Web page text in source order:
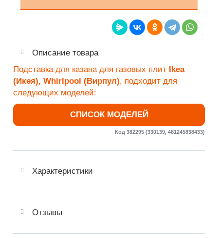
Описание товара
Подставка для казана для газовых плит Ikea
(Икея), Whirlpool (Вирпул), подходит для
следующих моделей:
СПИСОК МОДЕЛЕЙ
Код 382295 (330139, 481245838433)
Характеристики
Отзывы